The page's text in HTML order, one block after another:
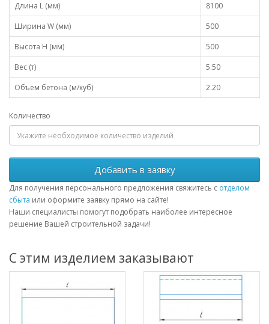
Длина L (мм)
8100
Ширина W (мм)
500
Высота H (мм)
500
Вес (т)
5.50
Объем бетона (м/куб)
2.20
Количество
Добавить в заявку
Для получения персонального предложения свяжитесь с отделом
сбыта или оформите заявку прямо на сайте!
Наши специалисты помогут подобрать наиболее интересное
решение Вашей строительной задачи!
С этим изделием заказывают